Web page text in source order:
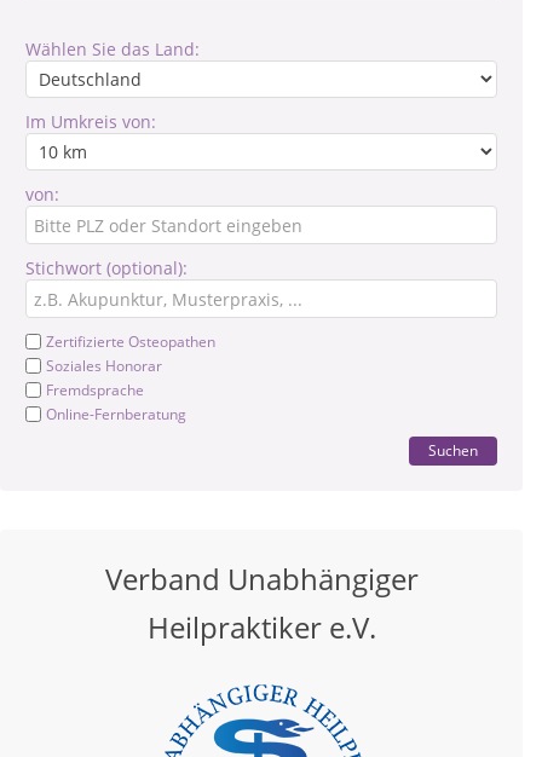
Wählen Sie das Land:
Im Umkreis von:
von:
Stichwort (optional):
Zertifizierte Osteopathen
Soziales Honorar
Fremdsprache
Online-Fernberatung
Suchen
Verband Unabhängiger
Heilpraktiker e.V.